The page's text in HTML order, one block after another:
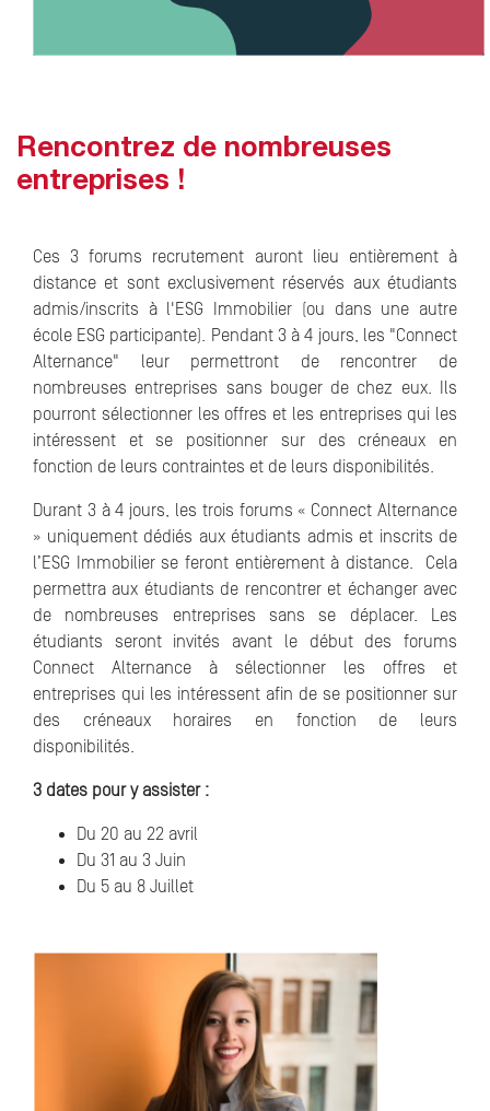
Rencontrez de nombreuses
entreprises !
Ces 3 forums recrutement auront lieu entièrement à
distance et sont exclusivement réservés aux étudiants
admis/inscrits à l'ESG Immobilier (ou dans une autre
école ESG participante). Pendant 3 à 4 jours, les "Connect
Alternance" leur permettront de rencontrer de
nombreuses entreprises sans bouger de chez eux. Ils
pourront sélectionner les offres et les entreprises qui les
intéressent et se positionner sur des créneaux en
fonction de leurs contraintes et de leurs disponibilités.
Durant 3 à 4 jours, les trois forums « Connect Alternance
» uniquement dédiés aux étudiants admis et inscrits de
l’ESG Immobilier se feront entièrement à distance. Cela
permettra aux étudiants de rencontrer et échanger avec
de nombreuses entreprises sans se déplacer. Les
étudiants seront invités avant le début des forums
Connect Alternance à sélectionner les offres et
entreprises qui les intéressent afin de se positionner sur
des créneaux horaires en fonction de leurs
disponibilités.
3 dates pour y assister :
Du 20 au 22 avril
Du 31 au 3 Juin
Du 5 au 8 Juillet